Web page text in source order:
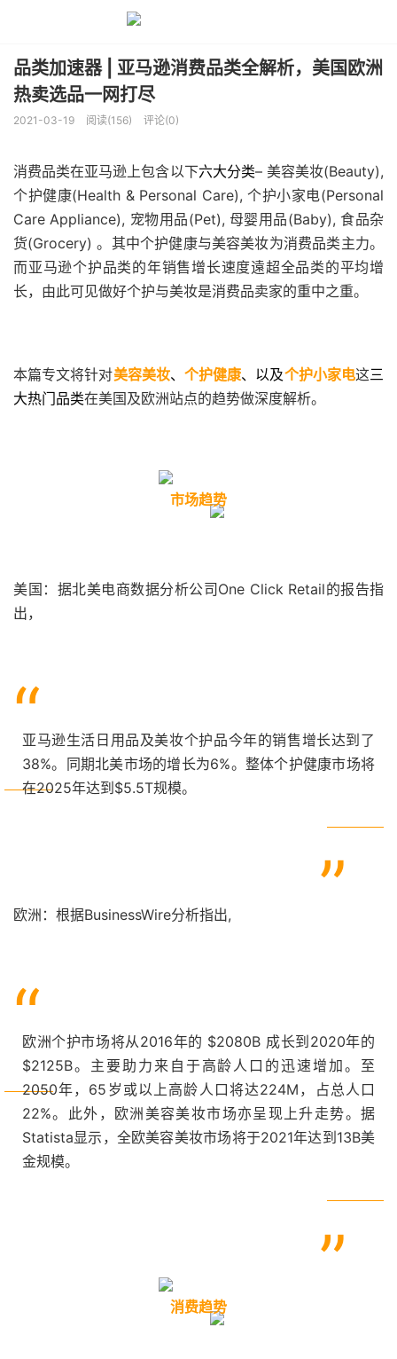
品类加速器 | 亚马逊消费品类全解析，美国欧洲
热卖选品一网打尽
2021-03-19 阅读(156) 评论(0)
消费品类在亚马逊上包含以下六大分类– 美容美妆(Beauty),
个护健康(Health & Personal Care), 个护小家电(Personal
Care Appliance), 宠物用品(Pet), 母婴用品(Baby), 食品杂
货(Grocery) 。其中个护健康与美容美妆为消费品类主力。
而亚马逊个护品类的年销售增长速度遠超全品类的平均增
长，由此可见做好个护与美妆是消费品卖家的重中之重。
本篇专文将针对美容美妆、 个护健康、 以及个护小家电这三
大热门品类在美国及欧洲站点的趋势做深度解析。
市场趋势
美国：据北美电商数据分析公司One Click Retail的报告指
出，
“
亚马逊生活日用品及美妆个护品今年的销售增长达到了
38%。同期北美市场的增长为6%。整体个护健康市场将
在2025年达到$5.5T规模。
”
欧洲：根据BusinessWire分析指出,
“
欧洲个护市场将从2016年的 $2080B 成长到2020年的
$2125B。主要助力来自于高龄人口的迅速增加。至
2050年，65岁或以上高龄人口将达224M，占总人口
22%。此外，欧洲美容美妆市场亦呈现上升走势。据
Statista显示，全欧美容美妆市场将于2021年达到13B美
金规模。
”
消费趋势